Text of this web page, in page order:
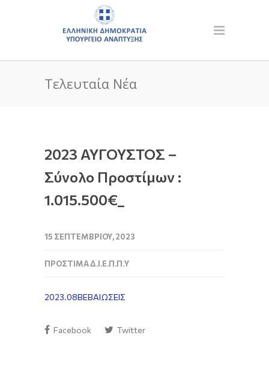
Τελευταία Νέα
2023 ΑΥΓΟΥΣΤΟΣ –
Σύνολο Προστίμων :
1.015.500€_
15 ΣΕΠΤΕΜΒΡΊΟΥ, 2023
ΠΡΌΣΤΙΜΑ Δ.Ι.Ε.Π.Π.Υ
2023.08ΒΕΒΑΙΩΣΕΙΣ
Facebook Twitter